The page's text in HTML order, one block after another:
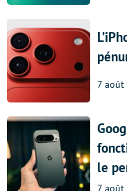
7 août
le
7 août